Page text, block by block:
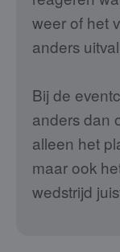
weer of het
anders
Bij de
anders dan
alleen het
maar ook
wedstrijd